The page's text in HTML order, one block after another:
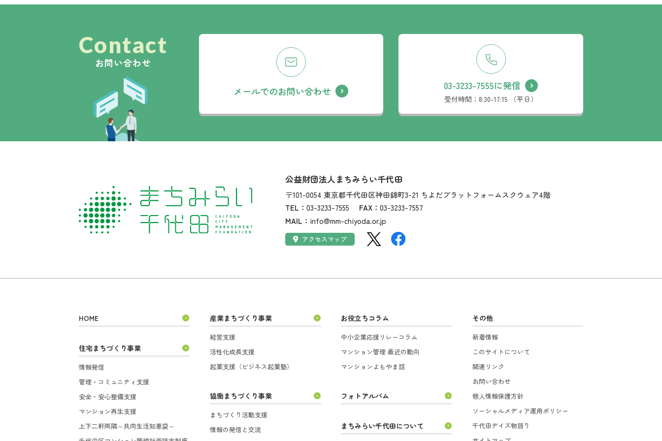
Contact
お問い合わせ
メールでのお問い合わせ 03-3233-7555に発信
受付時間：8:30-17:15 （平日）
社名：
公益財団法人まちみらい千代田
住所：
〒101-0054 東京都千代田区神田錦町3-21 ちよだプラットフォームスクウェア4階
TEL：03-3233-7555 FAX：03-3233-7557
MAIL： info@mm-chiyoda.or.jp
アクセス：アクセスマップ SNS：
HOME
住宅まちづくり事業
情報発信
管理・コミュニティ支援
安全・安心整備支援
マンション再生支援
上下二軒両隣～共同生活知恵袋～
産業まちづくり事業
経営支援
活性化成長支援
起業支援（ビジネス起業塾）
協働まちづくり事業
まちづくり活動支援
情報の発信と交流
お役立ちコラム
中小企業応援リレーコラム
マンション管理 最近の動向
マンションよもやま話
フォトアルバム
まちみらい千代田について
その他
新着情報
このサイトについて
関連リンク
お問い合わせ
個人情報保護方針
ソーシャルメディア運用ポリシー
千代田デイズ物語り